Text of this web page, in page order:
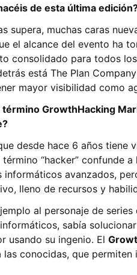
de esta última
supera, muchas caras
el alcance del evento ha
consolidado para todos
está The Plan
mayor visibilidad como
GrowthHacking
desde hace 6 años tiene
“hacker” confunde
avanzados,
lleno de recursos y
al personaje de series
sabía
usando su ingenio. El
conocidas, que permiten